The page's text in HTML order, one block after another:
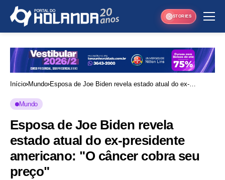
STORIES
Início Mundo Esposa de Joe Biden revela estado atual do ex-
Mundo
Esposa de Joe Biden revela
estado atual do ex-presidente
americano: "O câncer cobra seu
preço"